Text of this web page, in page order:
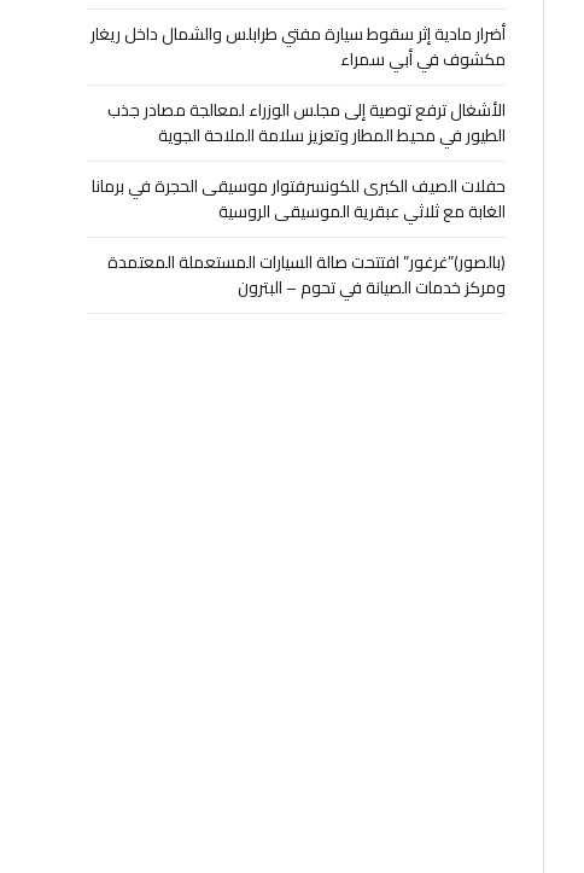
أضرار مادية إثر سقوط سيارة مفتي طرابلس والشمال داخل ريغار
مكشوف في أبي سمراء
الأشغال ترفع توصية إلى مجلس الوزراء لمعالجة مصادر جذب
الطيور في محيط المطار وتعزيز سلامة الملاحة الجوية
حفلات الصيف الكبرى للكونسرفتوار موسيقى الحجرة في برمانا
الغابة مع ثلاثي عبقرية الموسيقى الروسية
(بالصور)”غرغور” افتتحت صالة السيارات المستعملة المعتمدة
ومركز خدمات الصيانة في تحوم – البترون